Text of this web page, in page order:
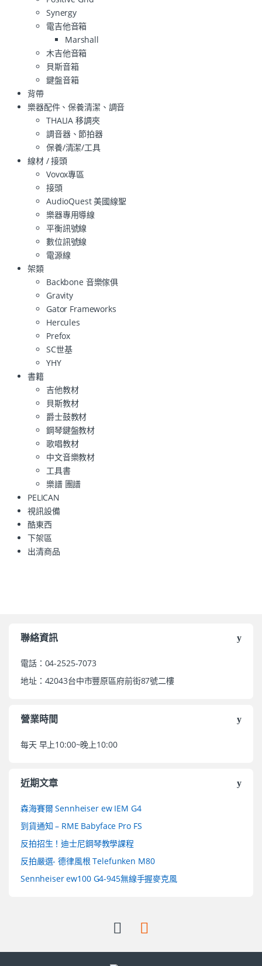
Synergy
電吉他音箱
Marshall
木吉他音箱
貝斯音箱
鍵盤音箱
背帶
樂器配件、保養清潔、調音
THALIA 移調夾
調音器、節拍器
保養/清潔/工具
線材 / 接頭
Vovox專區
接頭
AudioQuest 美國線聖
樂器專用導線
平衡訊號線
數位訊號線
電源線
架類
Backbone 音樂傢俱
Gravity
Gator Frameworks
Hercules
Prefox
SC世基
YHY
書籍
吉他教材
貝斯教材
爵士鼓教材
鋼琴鍵盤教材
歌唱教材
中文音樂教材
工具書
樂譜 團譜
PELICAN
視訊設備
酷東西
下架區
出清商品
聯絡資訊
電話：04-2525-7073
地址：42043台中市豐原區府前街87號二樓
營業時間
每天 早上10:00~晚上10:00
近期文章
森海賽爾 Sennheiser ew IEM G4
到貨通知 – RME Babyface Pro FS
反拍招生！迪士尼鋼琴教學課程
反拍嚴選- 德律風根 Telefunken M80
Sennheiser ew100 G4-945無線手握麥克風